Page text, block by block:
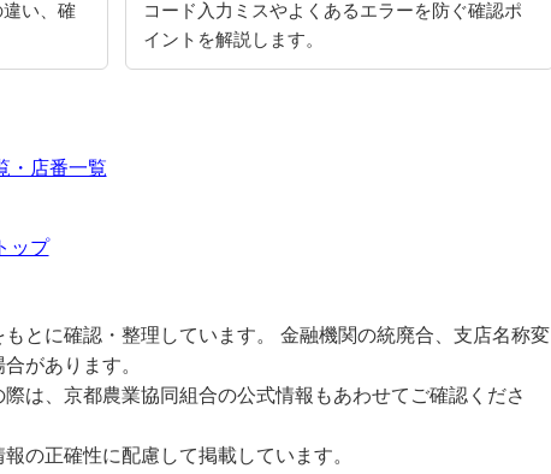
い、確
コード入力ミスやよくあるエラーを防ぐ確認ポ
イントを解説します。
・店番一覧
ップ
とに確認・整理しています。 金融機関の統廃合、支店名称変
があります。
は、京都農業協同組合の公式情報もあわせてご確認くださ
の正確性に配慮して掲載しています。